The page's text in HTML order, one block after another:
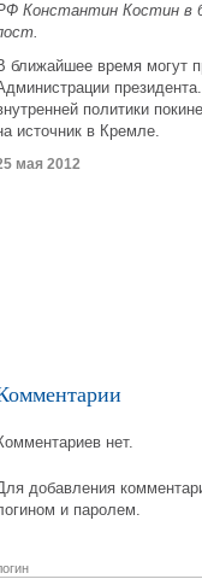
Константин Костин в
ближайшее время могут
политики
источник в Кремле.
мая 2012
нет.
добавления
и паролем.